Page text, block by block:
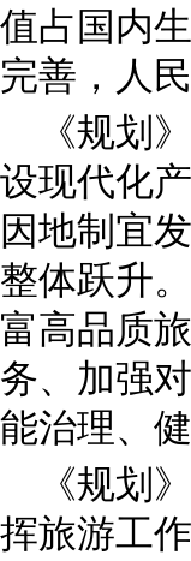
值占国内
完善，人
《规划
设现代化
因地制宜
整体跃升
富高品质
务、加强
能治理、
《规划
挥旅游工